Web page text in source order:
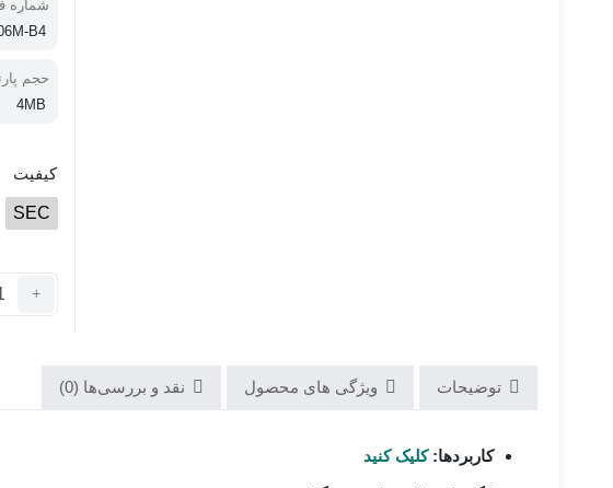
شماره
B4
حجم
سه
4MB
کیفیت
SEC
توضیحات ویژگی های محصول نقد و بررسی‌ها (0)
کاربردها:کلیک کنید